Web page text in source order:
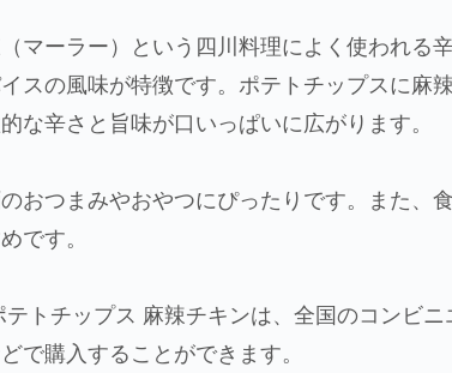
マーラー）という四川料理によく使われる
スの風味が特徴です。ポテトチップスに麻
な辛さと旨味が口いっぱいに広がります。
おつまみやおやつにぴったりです。また、
です。
トチップス 麻辣チキンは、全国のコンビニ
で購入することができます。